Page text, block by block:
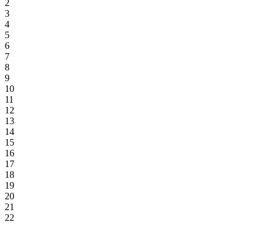
2
3
4
5
6
7
8
9
10
11
12
13
14
15
16
17
18
19
20
21
22